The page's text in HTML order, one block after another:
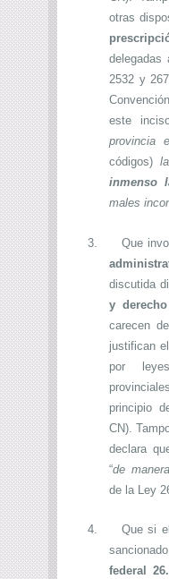
otras
delegadas
2532 y
este
provincia
códigos)
inmenso
males
3. Que
discutida
y
carecen
justifican
por
principio
CN).
declara
“de
de la Ley
4.
Que si
federal